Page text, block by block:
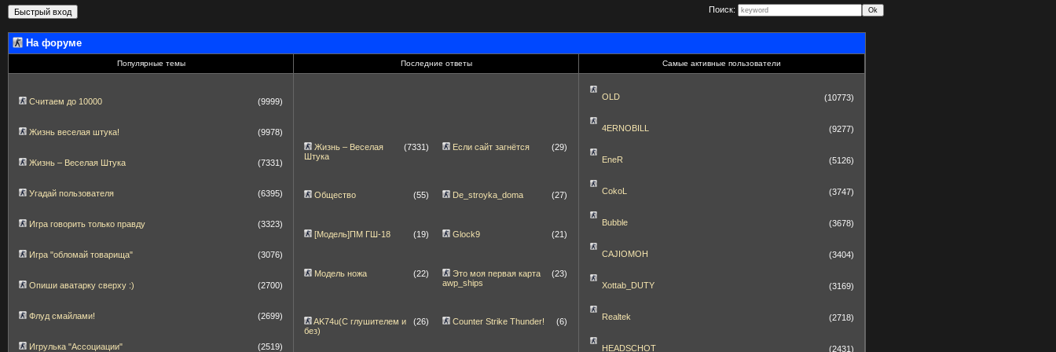
Поиск:
На форуме
Популярные темы Последние ответы Самые активные пользователи
Считаем до 10000 (9999)
Жизнь веселая штука! (9978)
Жизнь – Веселая Штука (7331)
Угадай пользователя (6395)
Игра говорить только правду (3323)
Игра "обломай товарища" (3076)
Опиши аватарку сверху :) (2700)
Флуд смайлами! (2699)
Игрулька "Ассоциации" (2519)
Жизнь – Веселая
Штука
(7331) Если сайт загнётся (29)
Общество (55) De_stroyka_doma (27)
[Модель]ПМ ГШ-18 (19) Glock9 (21)
Модель ножа (22)
Это моя первая карта
awp_ships
(23)
AK74u(С глушителем и
без)
(26) Counter Strike Thunder! (6)
OLD (10773)
4ERNOBILL (9277)
EneR (5126)
CokoL (3747)
Bubble (3678)
CAJIOMOH (3404)
Xottab_DUTY (3169)
Realtek (2718)
HEADSCHOT (2431)